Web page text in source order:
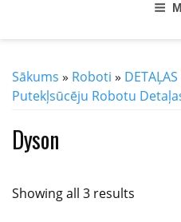
Sākums » Roboti »
Putekļsūcēju Robotu
Dyson
Showing all 3 results